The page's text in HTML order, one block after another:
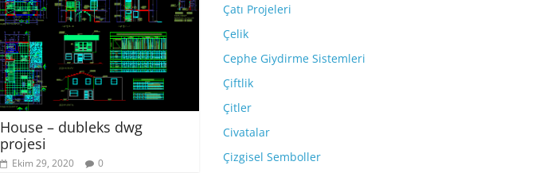
House – dubleks dwg
projesi
Ekim 29, 2020 0
Çatı Projeleri
Çelik
Cephe Giydirme Sistemleri
Çiftlik
Çitler
Civatalar
Çizgisel Semboller